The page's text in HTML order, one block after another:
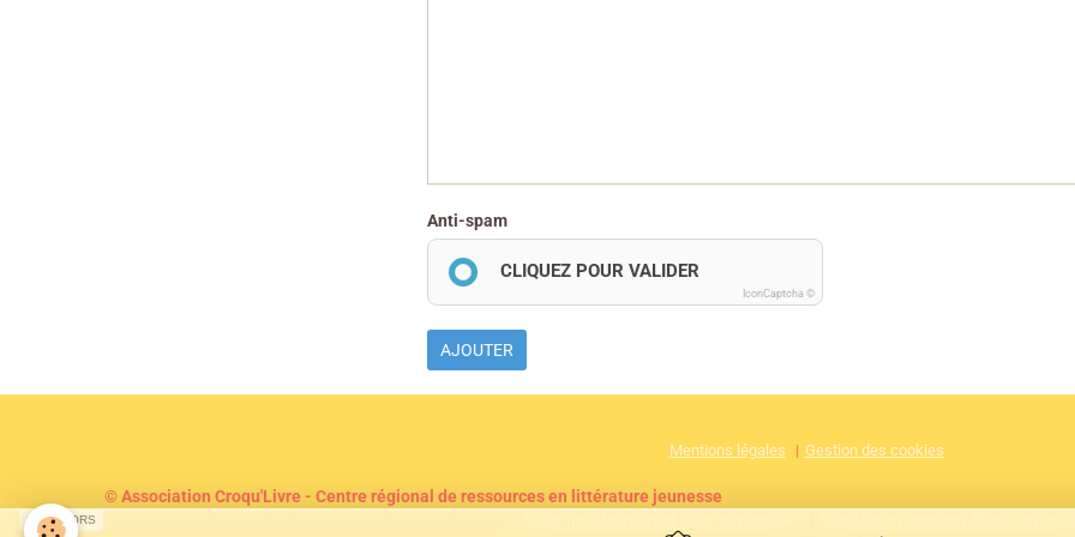
Anti-spam
CLIQUEZ POUR VALIDER
IconCaptcha ©
AJOUTER
Mentions légales Gestion des cookies
© Association Croqu'Livre - Centre régional de ressources en littérature jeunesse
SPONSORS